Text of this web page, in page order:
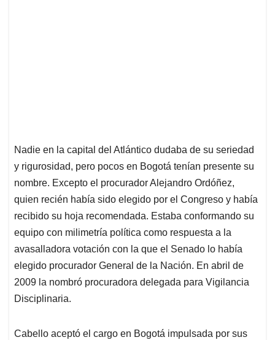
Nadie en la capital del Atlántico dudaba de su seriedad
y rigurosidad, pero pocos en Bogotá tenían presente su
nombre. Excepto el procurador Alejandro Ordóñez,
quien recién había sido elegido por el Congreso y había
recibido su hoja recomendada. Estaba conformando su
equipo con milimetría política como respuesta a la
avasalladora votación con la que el Senado lo había
elegido procurador General de la Nación. En abril de
2009 la nombró procuradora delegada para Vigilancia
Disciplinaria.
Cabello aceptó el cargo en Bogotá impulsada por sus